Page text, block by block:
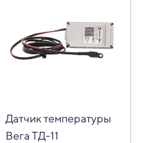
Датчик температуры
Вега ТД-11